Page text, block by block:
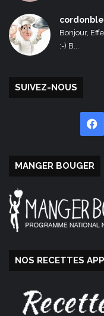
Bonjour,
:-) B...
SUIVEZ-NOUS
MANGER BOUGER
NOS RECETTES